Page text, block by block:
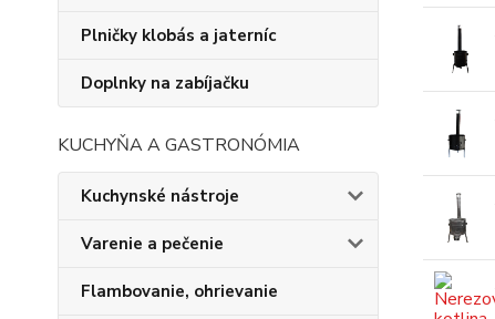
Plničky klobás a jaterníc
Doplnky na zabíjačku
KUCHYŇA A GASTRONÓMIA
Kuchynské nástroje
Varenie a pečenie
Flambovanie, ohrievanie